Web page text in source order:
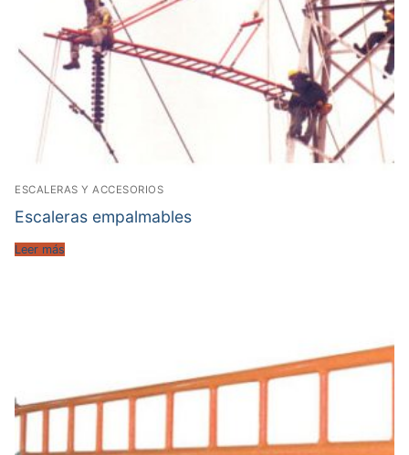
ESCALERAS Y ACCESORIOS
Escaleras empalmables
Leer más